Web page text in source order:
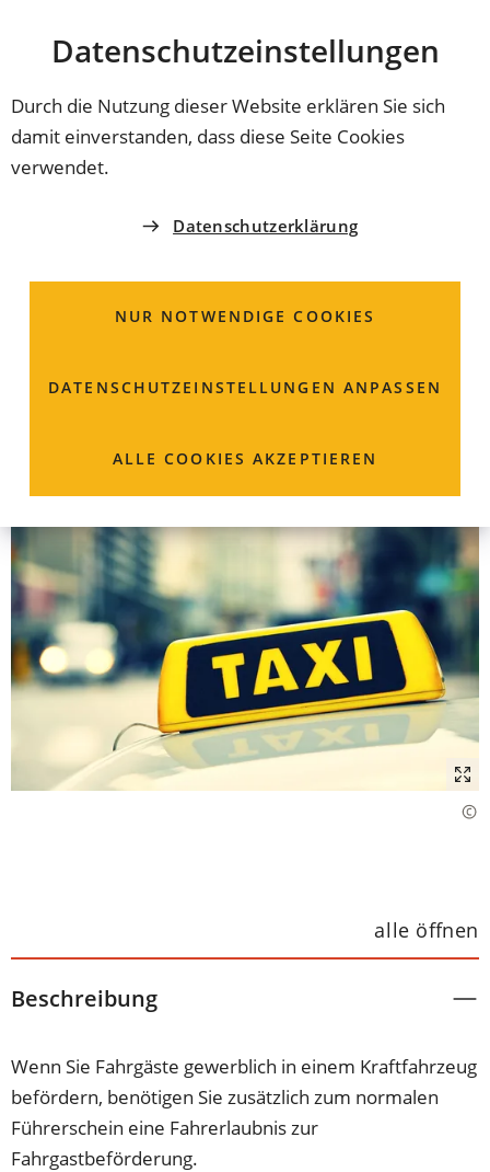
Datenschutz­einstellungen
Durch die Nutzung dieser Website erklären Sie sich
damit einverstanden, dass diese Seite Cookies
verwendet.
Datenschutzerklärung
NUR NOTWENDIGE COOKIES
DATENSCHUTZ­EINSTELLUNGEN ANPASSEN
ALLE COOKIES AKZEPTIEREN
INHALT ANSPRINGEN
Coburg
ZWECKVERBAND ZULASSUNGSSTELLE COBURG
Fahrgastbeförderung;
Beantragung
alle öffnen
Beschreibung
Wenn Sie Fahrgäste gewerblich in einem Kraftfahrzeug
befördern, benötigen Sie zusätzlich zum normalen
Führerschein eine Fahrerlaubnis zur
Fahrgastbeförderung.